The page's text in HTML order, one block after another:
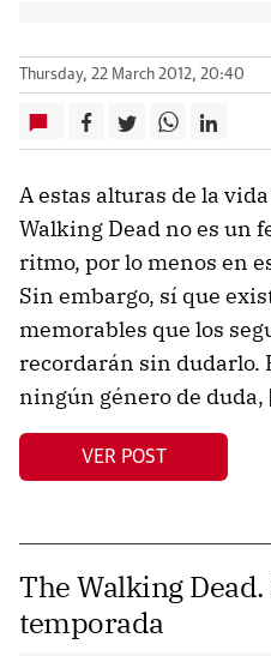
Thursday, 22 March 2012, 20:40
A estas alturas de la
Walking Dead no es un
ritmo, por lo menos en
Sin embargo, sí que
memorables que los
recordarán sin dudarlo.
ningún género de duda,
VER POST
The Walking Dead.
temporada